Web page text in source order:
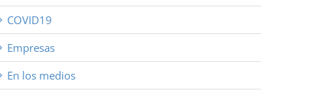
COVID19
Empresas
En los medios